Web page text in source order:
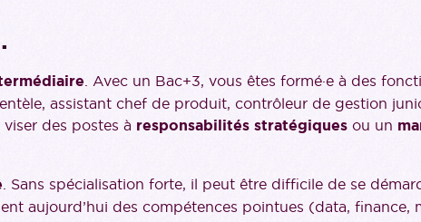
. Avec un Bac+3, vous êtes formé·e à des
assistant chef de produit, contrôleur de gestion
des postes à responsabilités stratégiques ou un
. Sans spécialisation forte, il peut être difficile de se
aujourd’hui des compétences pointues (data, finance,